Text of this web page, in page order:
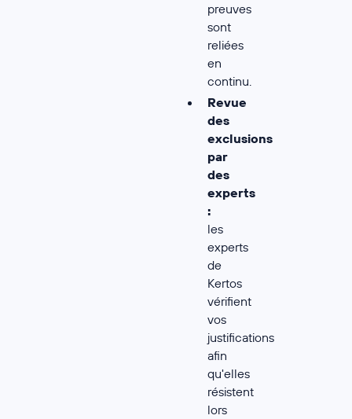
preuves
sont
reliées
en
continu.
Revue
des
exclusions
par
des
experts
:
les
experts
de
Kertos
vérifient
vos
justifications
afin
qu'elles
résistent
lors